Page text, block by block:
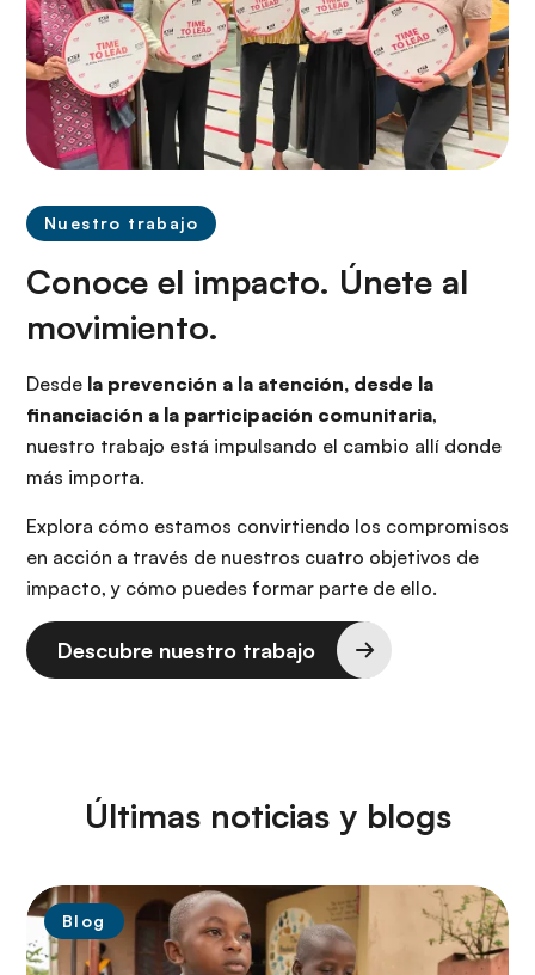
Nuestro trabajo
Conoce el impacto. Únete al
movimiento.
Desde la prevención a la atención, desde la
financiación a la participación comunitaria,
nuestro trabajo está impulsando el cambio allí donde
más importa.
Explora cómo estamos convirtiendo los compromisos
en acción a través de nuestros cuatro objetivos de
impacto, y cómo puedes formar parte de ello.
Descubre nuestro trabajo
Últimas noticias y blogs
Blog